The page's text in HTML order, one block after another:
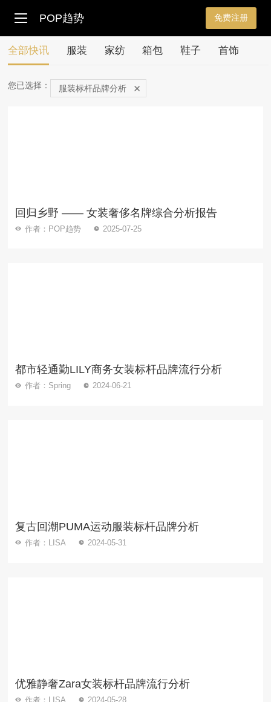
POP趋势 免费注册
全部快讯 服装 家纺 箱包 鞋子 首饰
您已选择： 服装标杆品牌分析
回归乡野 —— 女装奢侈名牌综合分析报告
作者：POP趋势 2025-07-25
都市轻通勤LILY商务女装标杆品牌流行分析
作者：Spring 2024-06-21
复古回潮PUMA运动服装标杆品牌分析
作者：LISA 2024-05-31
优雅静奢Zara女装标杆品牌流行分析
作者：LISA 2024-05-28